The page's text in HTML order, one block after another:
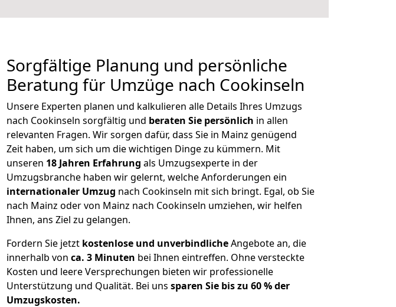
Sorgfältige Planung und persönliche
Beratung für Umzüge nach Cookinseln
Unsere Experten planen und kalkulieren alle Details Ihres Umzugs
nach Cookinseln sorgfältig und beraten Sie persönlich in allen
relevanten Fragen. Wir sorgen dafür, dass Sie in Mainz genügend
Zeit haben, um sich um die wichtigen Dinge zu kümmern. Mit
unseren 18 Jahren Erfahrung als Umzugsexperte in der
Umzugsbranche haben wir gelernt, welche Anforderungen ein
internationaler Umzug nach Cookinseln mit sich bringt. Egal, ob Sie
nach Mainz oder von Mainz nach Cookinseln umziehen, wir helfen
Ihnen, ans Ziel zu gelangen.
Fordern Sie jetzt kostenlose und unverbindlicheAngebote an, die
innerhalb von ca. 3 Minuten bei Ihnen eintreffen. Ohne versteckte
Kosten und leere Versprechungen bieten wir professionelle
Unterstützung und Qualität. Bei uns sparen Sie bis zu 60 % der
Umzugskosten.